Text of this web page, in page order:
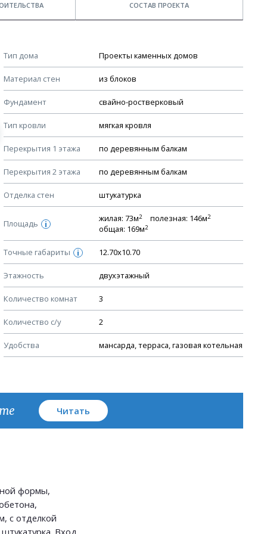
СОСТАВ ПРОЕКТА
Тип дома Проекты каменных домов
Материал стен из блоков
Фундамент свайно-ростверковый
Тип кровли мягкая кровля
Перекрытия 1 этажа по деревянным балкам
Перекрытия 2 этажа по деревянным балкам
Отделка стен штукатурка
Площадь i
жилая: 73м2 полезная: 146м2
общая: 169м2
Точные габариты i 12.70х10.70
Этажность двухэтажный
Количество комнат 3
Количество с/у 2
Удобства мансарда, терраса, газовая котельная
Примечания
Стоимость строительства дома — ориентировочная!
Для более детального расчета стоимости
строительства необходима разработка сметы, согласно
стоимости материалов в вашем регионе
Мы не учитываем стоимость доставки материалов.
Смотрите советы по выбору материала в нашем
КОНСТРУКТИВНЫЕ РЕШЕНИЯ (КР)
Ведомость рабочих чертежей основного комплекта КР
План фундамента
Устройство фундамента, спецификация материалов
фундамента
Планы перекрытий этажей, спецификация элементов
Устройство перекрытий
Устройство стен
Спецификация материалов стен
Схема расположения элементов стропил
Спецификация элементов стропил
Устройство стропильной системы
Узлы устройства кровли
План кровли
Читать
формы,
с отделкой